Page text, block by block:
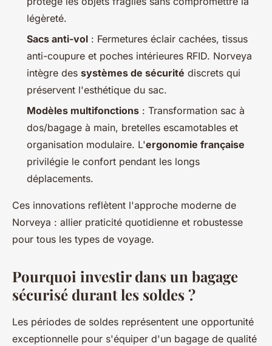
légèreté.
Sacs anti-vol : Fermetures éclair cachées, tissus
anti-coupure et poches intérieures RFID. Norveya
intègre des systèmes de sécurité discrets qui
préservent l'esthétique du sac.
Modèles multifonctions : Transformation sac à
dos/bagage à main, bretelles escamotables et
organisation modulaire. L'ergonomie française
privilégie le confort pendant les longs
déplacements.
Ces innovations reflètent l'approche moderne de
Norveya : allier praticité quotidienne et robustesse
pour tous les types de voyage.
Pourquoi investir dans un bagage
sécurisé durant les soldes ?
Les périodes de soldes représentent une opportunité
exceptionnelle pour s'équiper d'un bagage de qualité